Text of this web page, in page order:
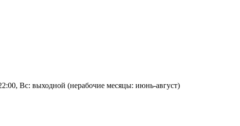
Вс: выходной (нерабочие месяцы: июнь-август)